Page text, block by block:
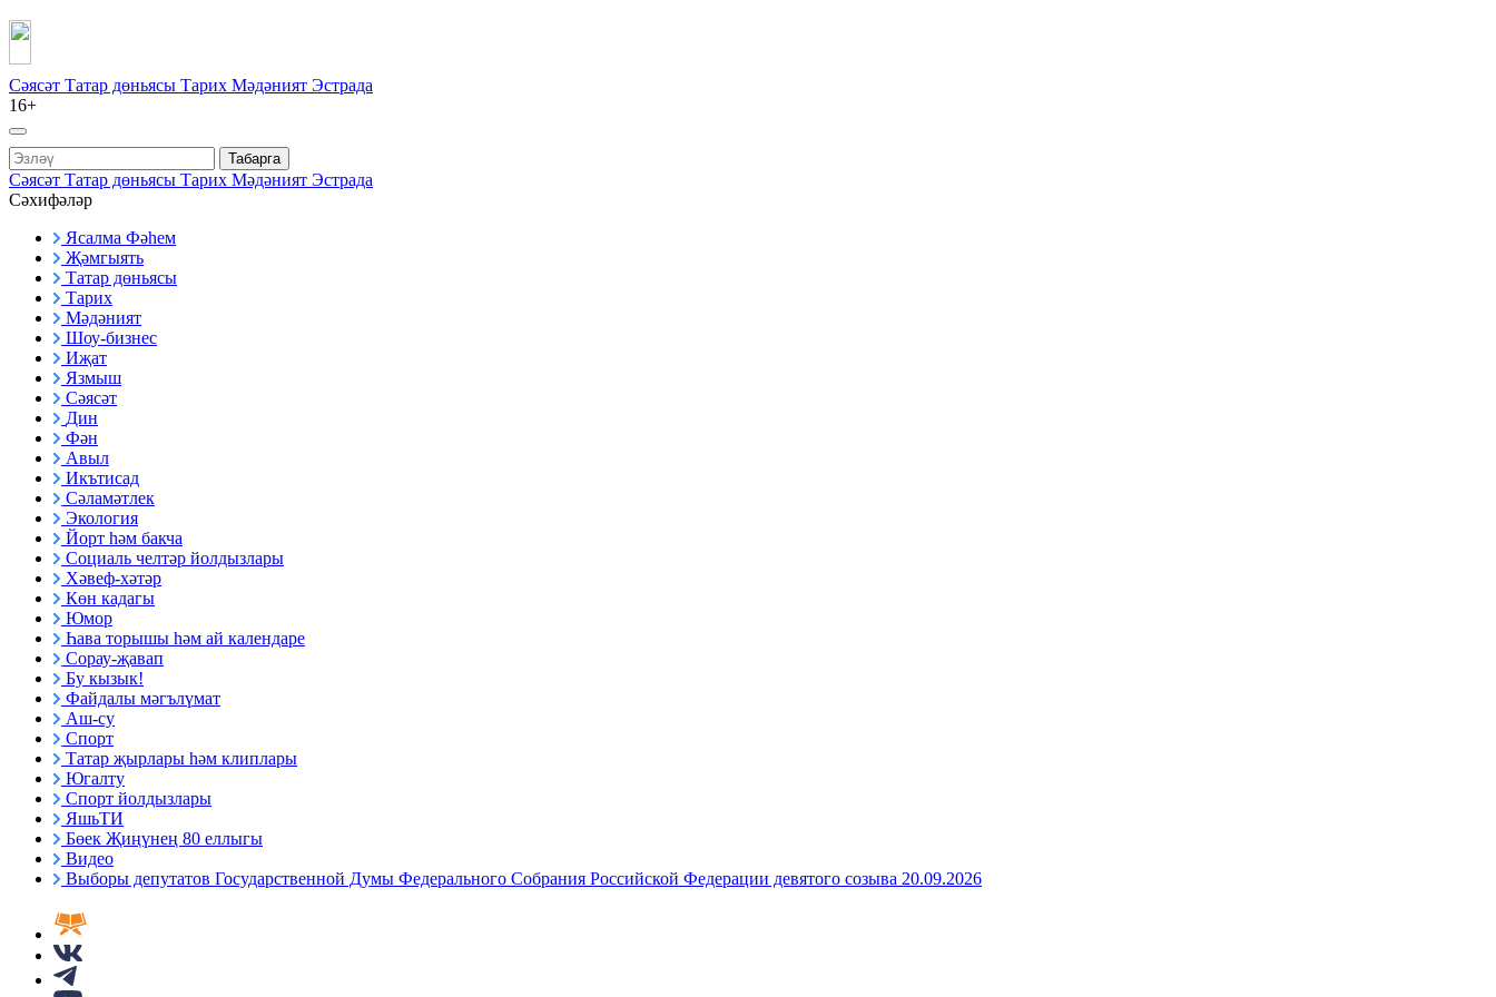
Сәясәт Татар дөньясы Тарих Мәдәният Эстрада
16+
Табарга
Сәясәт Татар дөньясы Тарих Мәдәният Эстрада
Сәхифәләр
Ясалма Фәһем
Җәмгыять
Татар дөньясы
Тарих
Мәдәният
Шоу-бизнес
Иҗат
Язмыш
Сәясәт
Дин
Фән
Авыл
Икътисад
Сәламәтлек
Экология
Йорт һәм бакча
Социаль челтәр йолдызлары
Хәвеф-хәтәр
Көн кадагы
Юмор
Һава торышы һәм ай календаре
Сорау-җавап
Бу кызык!
Файдалы мәгълүмат
Аш-су
Спорт
Татар җырлары һәм клиплары
Югалту
Спорт йолдызлары
ЯшьТИ
Бөек Җиңүнең 80 еллыгы
Видео
Выборы депутатов Государственной Думы Федерального Собрания Российской Федерации девятого созыва 20.09.2026